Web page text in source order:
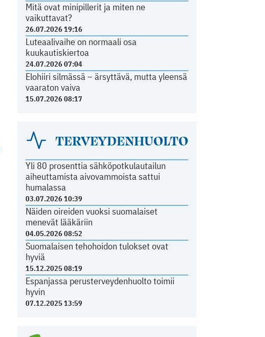
Mitä ovat minipillerit ja miten ne
vaikuttavat?
26.07.2026 19:16
Luteaalivaihe on normaali osa
kuukautiskiertoa
24.07.2026 07:04
Elohiiri silmässä – ärsyttävä, mutta yleensä
vaaraton vaiva
15.07.2026 08:17
TERVEYDENHUOLTO
Yli 80 prosenttia sähköpotkulautailun
aiheuttamista aivovammoista sattui
humalassa
03.07.2026 10:39
Näiden oireiden vuoksi suomalaiset
menevät lääkäriin
04.05.2026 08:52
Suomalaisen tehohoidon tulokset ovat
hyviä
15.12.2025 08:19
Espanjassa perusterveydenhuolto toimii
hyvin
07.12.2025 13:59